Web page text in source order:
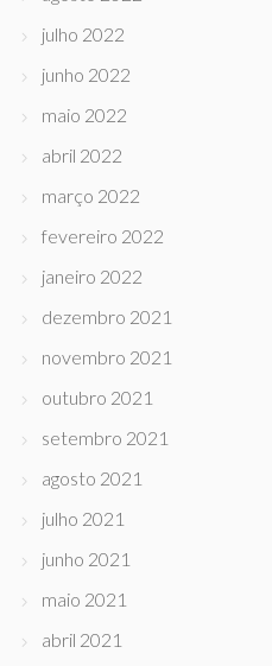
julho 2022
junho 2022
maio 2022
abril 2022
março 2022
fevereiro 2022
janeiro 2022
dezembro 2021
novembro 2021
outubro 2021
setembro 2021
agosto 2021
julho 2021
junho 2021
maio 2021
abril 2021